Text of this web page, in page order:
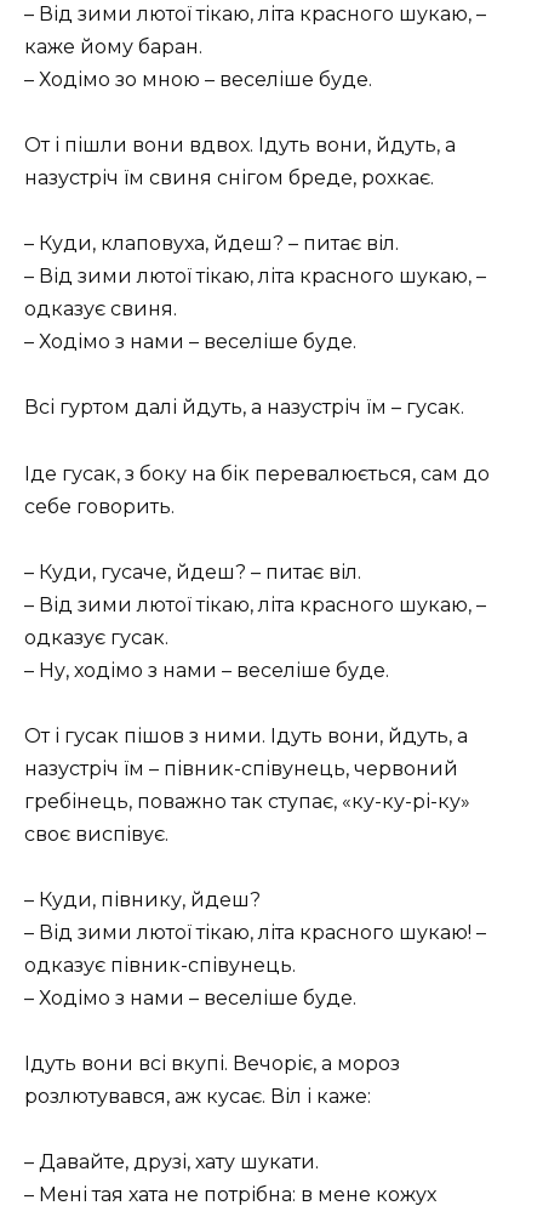
– Від зими лютої тікаю, літа красного шукаю, –
каже йому баран.
– Ходімо зо мною – веселіше буде.
От і пішли вони вдвох. Ідуть вони, йдуть, а
назустріч їм свиня снігом бреде, рохкає.
– Куди, клаповуха, йдеш? – питає віл.
– Від зими лютої тікаю, літа красного шукаю, –
одказує свиня.
– Ходімо з нами – веселіше буде.
Всі гуртом далі йдуть, а назустріч їм – гусак.
Іде гусак, з боку на бік перевалюється, сам до
себе говорить.
– Куди, гусаче, йдеш? – питає віл.
– Від зими лютої тікаю, літа красного шукаю, –
одказує гусак.
– Ну, ходімо з нами – веселіше буде.
От і гусак пішов з ними. Ідуть вони, йдуть, а
назустріч їм – півник-співунець, червоний
гребінець, поважно так ступає, «ку-ку-рі-ку»
своє виспівує.
– Куди, півнику, йдеш?
– Від зими лютої тікаю, літа красного шукаю! –
одказує півник-співунець.
– Ходімо з нами – веселіше буде.
Ідуть вони всі вкупі. Вечоріє, а мороз
розлютувався, аж кусає. Віл і каже:
– Давайте, друзі, хату шукати.
– Мені тая хата не потрібна: в мене кожух